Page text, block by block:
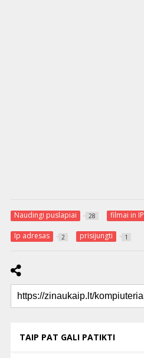
Naudingi puslapiai 28 filmai in IP
Ip adresas 2 prisijungti 1
TAIP PAT GALI PATIKTI